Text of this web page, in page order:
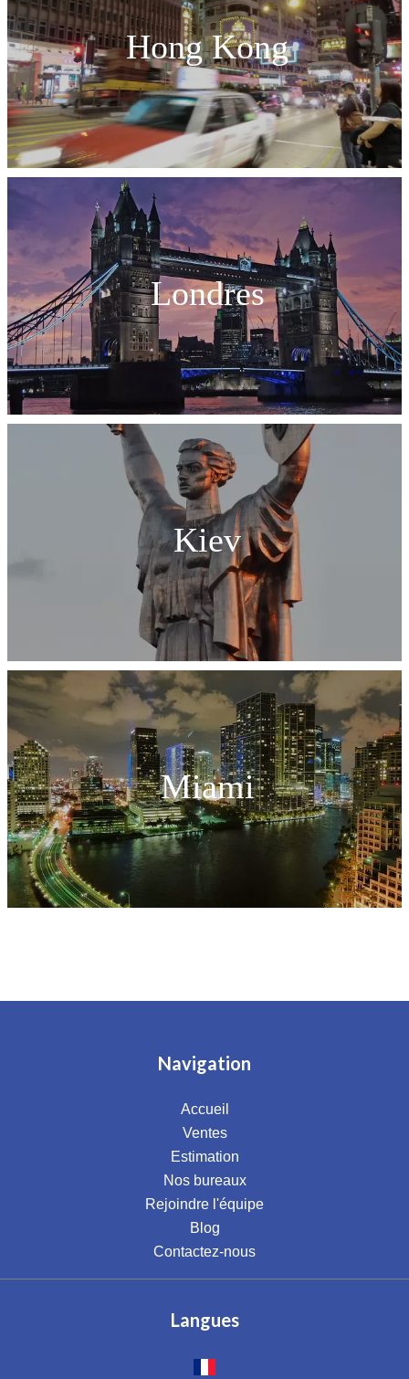
Hong Kong
Londres
Kiev
Miami
Navigation
Accueil
Ventes
Estimation
Nos bureaux
Rejoindre l'équipe
Blog
Contactez-nous
Langues